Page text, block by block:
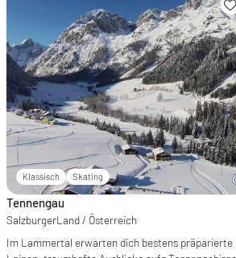
Klassisch Skating
Tennengau
SalzburgerLand / Österreich
Im Lammertal erwarten dich bestens präparierte